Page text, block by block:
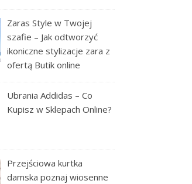
Zaras Style w Twojej
szafie – Jak odtworzyć
ikoniczne stylizacje zara z
ofertą Butik online
Ubrania Addidas – Co
Kupisz w Sklepach Online?
Przejściowa kurtka
damska poznaj wiosenne